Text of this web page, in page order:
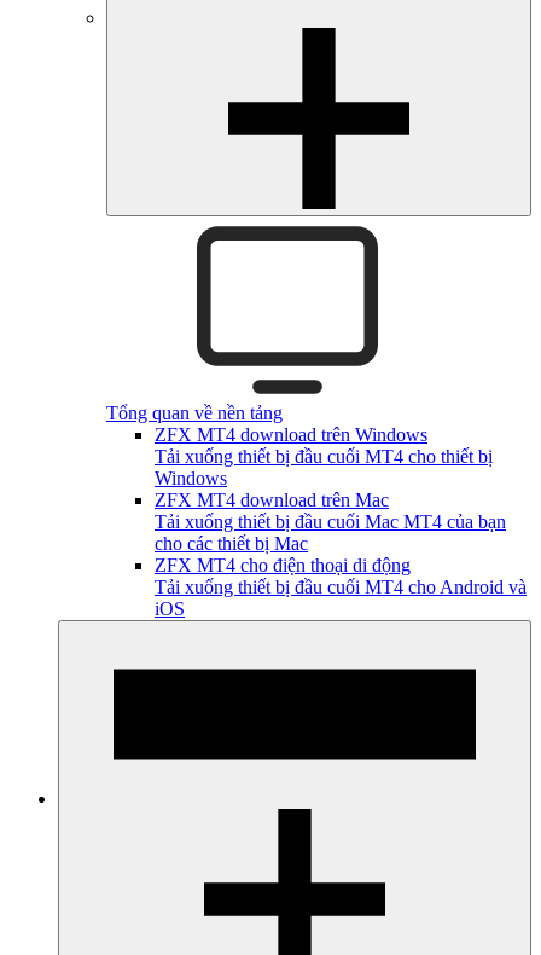
Tổng quan về nền tảng
ZFX MT4 download trên Windows
Tải xuống thiết bị đầu cuối MT4 cho thiết bị
Windows
ZFX MT4 download trên Mac
Tải xuống thiết bị đầu cuối Mac MT4 của bạn
cho các thiết bị Mac
ZFX MT4 cho điện thoại di động
Tải xuống thiết bị đầu cuối MT4 cho Android và
iOS